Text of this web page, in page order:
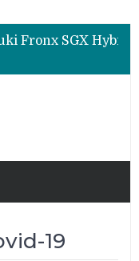
Beli Mobil Jangan Cuma Lihat Cicilan, TAF dan OJK Tekankan Pentingnya Literasi Keuangan
Beli Mobil Jangan Cuma Lihat Cicilan, TAF dan OJK Tekankan Pentingnya Literasi Keuangan
19